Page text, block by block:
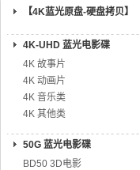
【4K蓝光原盘-硬盘拷贝】
4K-UHD 蓝光电影碟
4K 故事片
4K 动画片
4K 音乐类
4K 其他类
50G 蓝光电影碟
BD50 3D电影